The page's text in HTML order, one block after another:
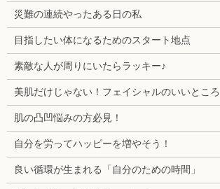
災難の連続やったある日の私
目指したい体になるためのスタート地点
素敵な人が周りにいたらラッキー♪
美肌だけじゃない！フェイシャルのいいところ
肌の凸凹悩みの方必見！
自分を労ってハッピーを増やそう！
良い循環が生まれる「自分のための時間」